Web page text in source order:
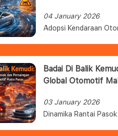
04 January 2026
Adopsi Kendaraan
Badai Di Balik
Global Otomotif
03 January 2026
Dinamika Rantai